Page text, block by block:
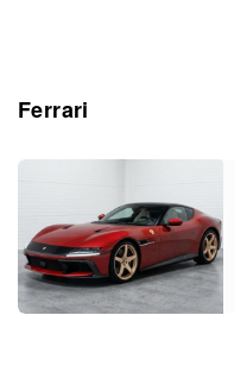
Ferrari